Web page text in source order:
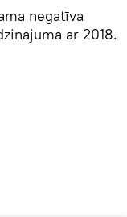
negatīva
ar 2018.